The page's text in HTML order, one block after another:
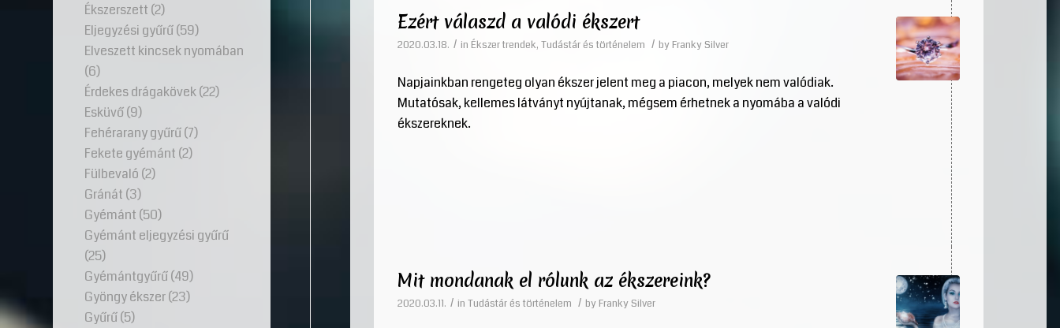
Ezért válaszd a valódi ékszert
2020.03.18. / in Ékszer trendek, Tudástár és történelem / by Franky Silver
Napjainkban rengeteg olyan ékszer jelent meg a piacon, melyek nem valódiak.
Mutatósak, kellemes látványt nyújtanak, mégsem érhetnek a nyomába a valódi
ékszereknek.
Mit mondanak el rólunk az ékszereink?
2020.03.11. / in Tudástár és történelem / by Franky Silver
Ékszerszett (2)
Eljegyzési gyűrű(59)
Elveszett kincsek nyomában
(6)
Érdekes drágakövek(22)
Esküvő(9)
Fehérarany gyűrű(7)
Fekete gyémánt (2)
Fülbevaló (2)
Gránát (3)
Gyémánt (50)
Gyémánt eljegyzési gyűrű
(25)
Gyémántgyűrű(49)
Gyöngy ékszer(23)
Gyűrű(5)